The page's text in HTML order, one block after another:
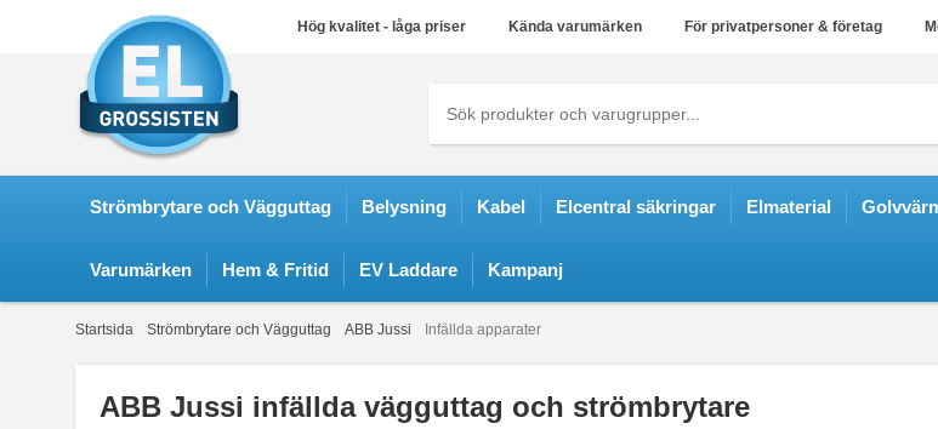
Hög kvalitet - låga priser Kända varumärken För privatpersoner & företag
Strömbrytare och Vägguttag Belysning Kabel Elcentral säkringar Elmaterial
Varumärken Hem & Fritid EV Laddare Kampanj
Startsida Strömbrytare och Vägguttag ABB Jussi Infällda apparater
ABB Jussi infällda vägguttag och strömbrytare